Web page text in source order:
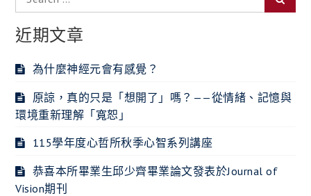
for:
近期文章
為什麼神經元會有感覺？
原諒，真的只是「想開了」嗎？——從情緒、記憶與
環境重新理解「寬恕」
115學年度心哲所秋季心智系列講座
恭喜本所畢業生邱少齊畢業論文發表於Journal of
Vision期刊